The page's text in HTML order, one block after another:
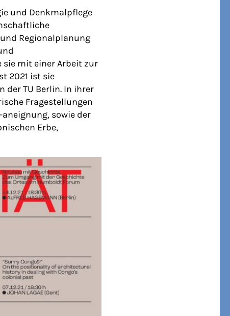
und Denkmalpflege
Regionalplanung
sie mit einer Arbeit zur
2021 ist sie
der TU Berlin. In ihrer
Fragestellungen
sowie der
Erbe,